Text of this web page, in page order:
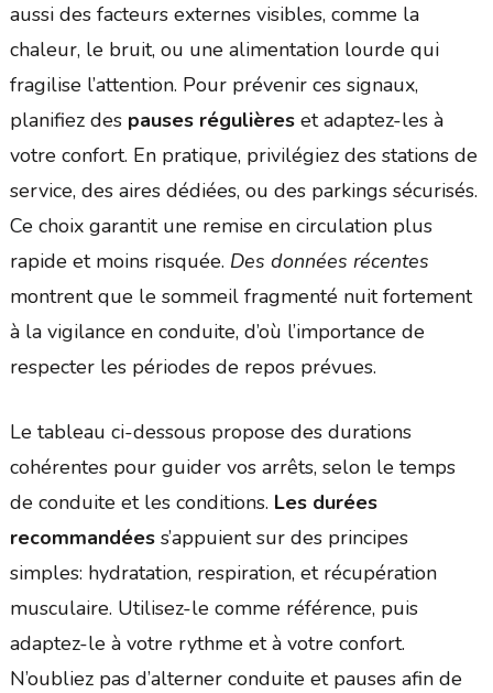
aussi des facteurs externes visibles, comme la
chaleur, le bruit, ou une alimentation lourde qui
fragilise l’attention. Pour prévenir ces signaux,
planifiez des pauses régulièreset adaptez-les à
votre confort. En pratique, privilégiez des stations de
service, des aires dédiées, ou des parkings sécurisés.
Ce choix garantit une remise en circulation plus
rapide et moins risquée. Des données récentes
montrent que le sommeil fragmenté nuit fortement
à la vigilance en conduite, d’où l’importance de
respecter les périodes de repos prévues.
Le tableau ci-dessous propose des durations
cohérentes pour guider vos arrêts, selon le temps
de conduite et les conditions. Les durées
recommandéess’appuient sur des principes
simples: hydratation, respiration, et récupération
musculaire. Utilisez-le comme référence, puis
adaptez-le à votre rythme et à votre confort.
N’oubliez pas d’alterner conduite et pauses afin de